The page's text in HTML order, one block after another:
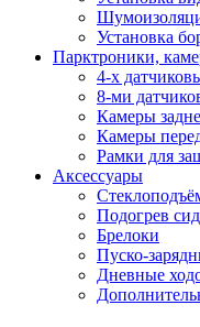
Установка
Парктроники,
4-х
8-ми
Камеры
Камеры
Рамки для
Аксессуары
Подогрев
Брелоки
Пуско-
Дневные